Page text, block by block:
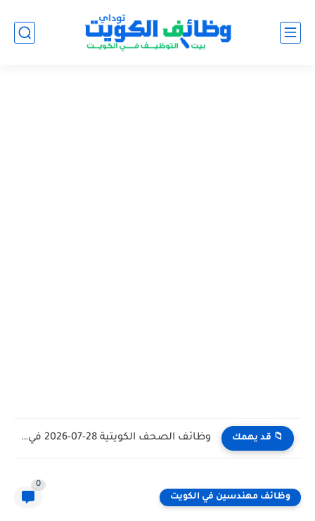
📁 قد يهمك وظائف الكويت اليوم بتاريخ 28-07-2026 للأجانب والمواطنين في مختلف التخصصات
وظائف مهندسين في الكويت
0